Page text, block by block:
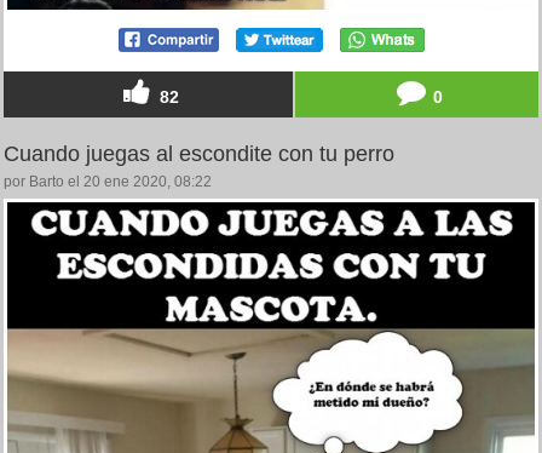
82 0
Cuando juegas al escondite con tu perro
por Barto el 20 ene 2020, 08:22